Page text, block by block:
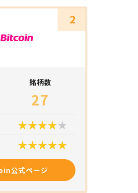
2
銘柄数
27
公式ページ